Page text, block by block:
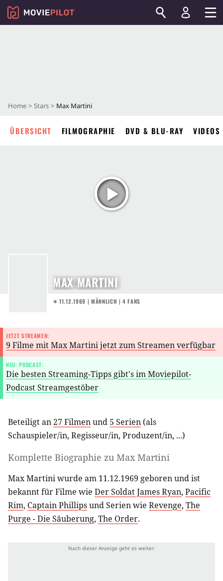
Home Stars Max Martini
ÜBERSICHT FILMOGRAPHIE DVD & BLU-RAY VIDEOS
MAX MARTINI
✶ 11.12.1969 | MÄNNLICH | 4 FANS
JETZT STREAMEN:
9 Filme mit Max Martini jetzt zum Streamen verfügbar
NEU: PODCAST:
Die besten Streaming-Tipps gibt's im Moviepilot-
Podcast Streamgestöber
Beteiligt an27 Filmenund 5 Serien (als
Schauspieler/in, Regisseur/in, Produzent/in, ...)
Komplette Biographie zu Max Martini
Max Martini wurde am 11.12.1969 geboren und ist
bekannt für Filme wie Der Soldat James Ryan, Pacific
Rim, Captain Phillipsund Serien wie Revenge, The
Purge - Die Säuberung, The Order.